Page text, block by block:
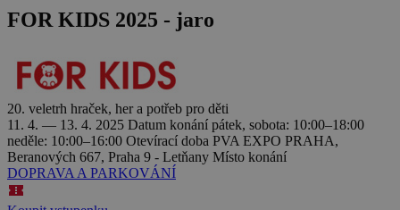
FOR KIDS 2025 - jaro
20. veletrh hraček, her a potřeb pro děti
11. 4. — 13. 4. 2025 Datum konání pátek, sobota: 10:00–18:00
neděle: 10:00–16:00 Otevírací doba PVA EXPO PRAHA,
Beranových 667, Praha 9 - Letňany Místo konání
DOPRAVA A PARKOVÁNÍ